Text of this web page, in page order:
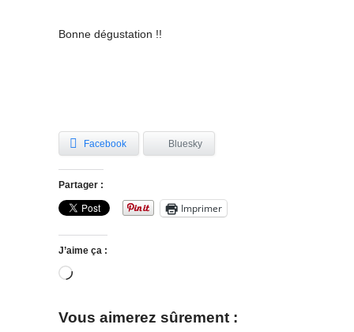
Bonne dégustation !!
Facebook Bluesky
Partager :
Imprimer
J’aime ça :
Chargement…
Vous aimerez sûrement :